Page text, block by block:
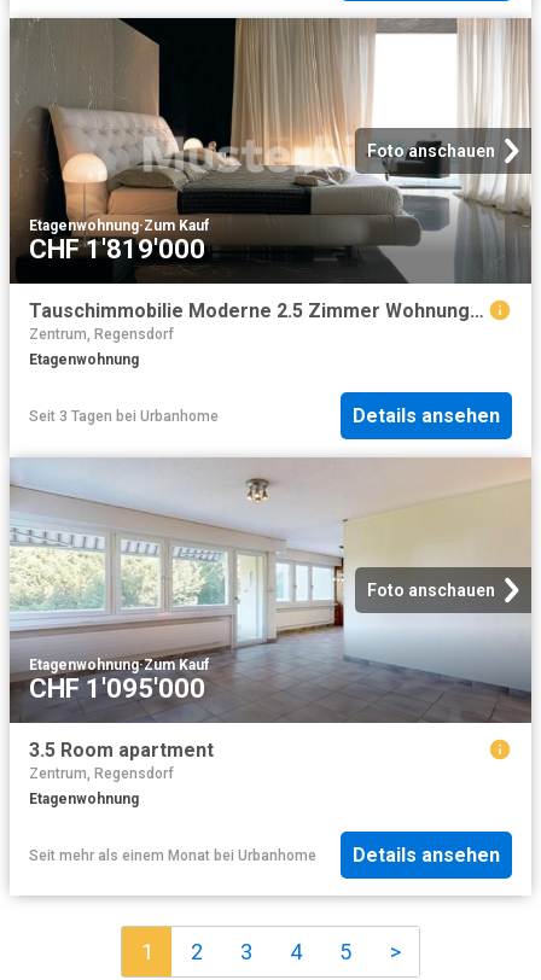
Foto anschauen
Etagenwohnung·Zum Kauf
CHF 1'819'000
Tauschimmobilie Moderne 2.5 Zimmer Wohnung in begehrter Lage Zürichs
Zentrum, Regensdorf
Etagenwohnung
Seit 3 Tagen bei Urbanhome Details ansehen
Foto anschauen
Etagenwohnung·Zum Kauf
CHF 1'095'000
3.5 Room apartment
Zentrum, Regensdorf
Etagenwohnung
Seit mehr als einem Monat bei Urbanhome Details ansehen
1 2 3 4 5 >